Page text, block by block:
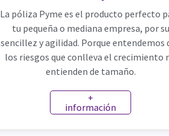
La póliza Pyme es el producto perfecto
tu pequeña o mediana empresa, por su
sencillez y agilidad. Porque entendemos
los riesgos que conlleva el crecimiento
entienden de tamaño.
+
información